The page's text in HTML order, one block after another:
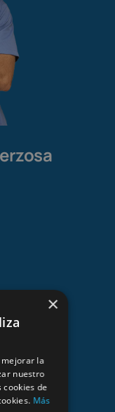
×
mejorar la
nuestro
cookies de
Más